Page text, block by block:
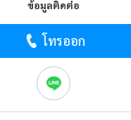
ข้อมูลติดต่อ
โทรออก